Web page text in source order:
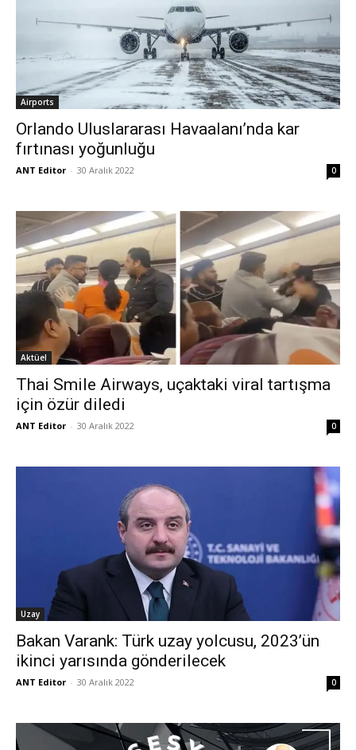
Airports
Orlando Uluslararası Havaalanı’nda kar
fırtınası yoğunluğu
ANT Editor - 30 Aralık 2022 0
Aktüel
Thai Smile Airways, uçaktaki viral tartışma
için özür diledi
ANT Editor - 30 Aralık 2022 0
Uzay
Bakan Varank: Türk uzay yolcusu, 2023’ün
ikinci yarısında gönderilecek
ANT Editor - 30 Aralık 2022 0